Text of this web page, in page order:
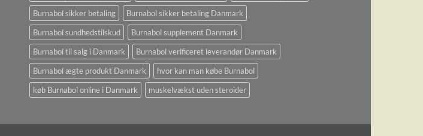
Burnabol sikker betaling
Burnabol sikker betaling Danmark
Burnabol sundhedstilskud
Burnabol supplement Danmark
Burnabol til salg i Danmark
Burnabol verificeret leverandør Danmark
Burnabol ægte produkt Danmark
hvor kan man købe Burnabol
køb Burnabol online i Danmark
muskelvækst uden steroider